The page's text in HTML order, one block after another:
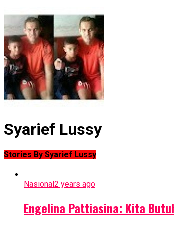
Syarief Lussy
Stories By Syarief Lussy
Nasional2 years ago
Engelina Pattiasina: Kita